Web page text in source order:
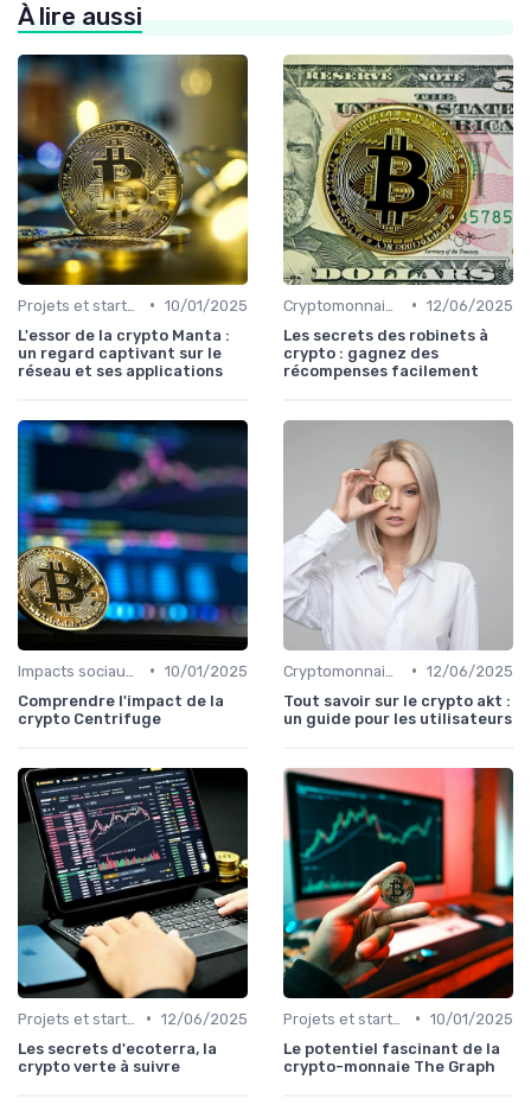
À lire aussi
• 10/01/2025
L'essor de la crypto Manta :
un regard captivant sur le
réseau et ses applications
• 12/06/2025
Les secrets des robinets à
crypto : gagnez des
récompenses facilement
• 10/01/2025
Comprendre l'impact de la
crypto Centrifuge
• 12/06/2025
Tout savoir sur le crypto akt :
un guide pour les utilisateurs
• 12/06/2025
Les secrets d'ecoterra, la
crypto verte à suivre
• 10/01/2025
Le potentiel fascinant de la
crypto-monnaie The Graph